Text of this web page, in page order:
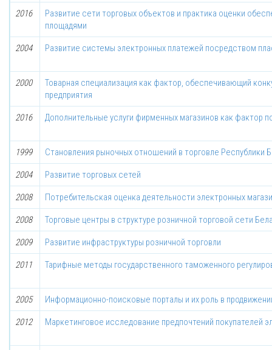
2016
Развитие сети торговых объектов и практика оценки
площадями
2004 Развитие системы электронных платежей посредством
2000
Товарная специализация как фактор, обеспечивающий
предприятия
2016 Дополнительные услуги фирменных магазинов как фактор
1999 Становления рыночных отношений в торговле Республики
2004 Развитие торговых сетей
2008 Потребительская оценка деятельности электронных
2008 Торговые центры в структуре розничной торговой сети
2009 Развитие инфраструктуры розничной торговли
2011 Тарифные методы государственного таможенного
2005 Информационно-поисковые порталы и их роль в
2012 Маркетинговое исследование предпочтений покупателей